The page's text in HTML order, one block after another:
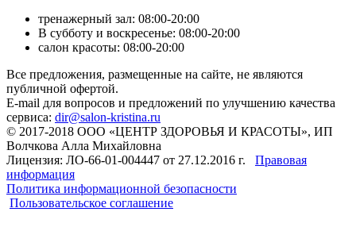
тренажерный зал: 08:00-20:00
В субботу и воскресенье: 08:00-20:00
салон красоты: 08:00-20:00
Все предложения, размещенные на сайте, не являются
публичной офертой.
E-mail для вопросов и предложений по улучшению качества
сервиса: dir@salon-kristina.ru
© 2017-2018 ООО «ЦЕНТР ЗДОРОВЬЯ И КРАСОТЫ», ИП
Волчкова Алла Михайловна
Лицензия: ЛО-66-01-004447 от 27.12.2016 г. Правовая
информация
Политика информационной безопасности
Пользовательское соглашение